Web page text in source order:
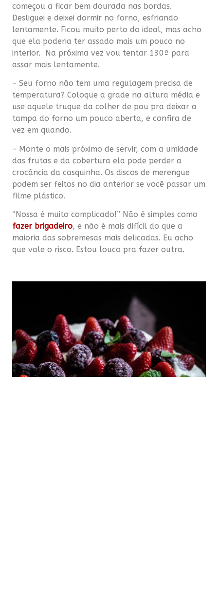
começou a ficar bem dourada nas bordas.
Desliguei e deixei dormir no forno, esfriando
lentamente. Ficou muito perto do ideal, mas acho
que ela poderia ter assado mais um pouco no
interior. Na próxima vez vou tentar 130º para
assar mais lentamente.
– Seu forno não tem uma regulagem precisa de
temperatura? Coloque a grade na altura média e
use aquele truque da colher de pau pra deixar a
tampa do forno um pouco aberta, e confira de
vez em quando.
– Monte o mais próximo de servir, com a umidade
das frutas e da cobertura ela pode perder a
crocância da casquinha. Os discos de merengue
podem ser feitos no dia anterior se você passar um
filme plástico.
“Nossa é muito complicado!” Não é simples como
fazer brigadeiro, e não é mais difícil do que a
maioria das sobremesas mais delicadas. Eu acho
que vale o risco. Estou louco pra fazer outra.